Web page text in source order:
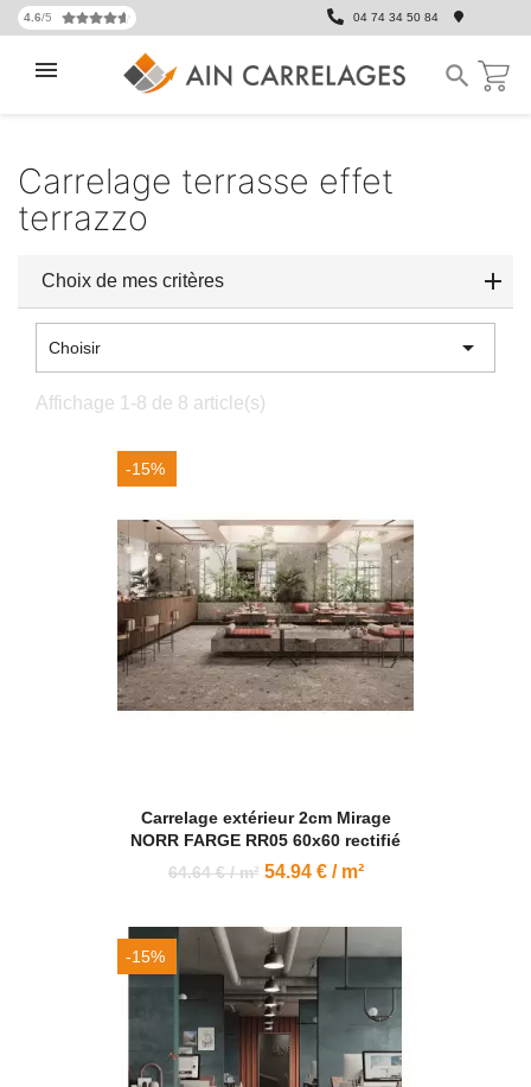
4.6/5 04 74 34 50 84

Carrelage terrasse effet
terrazzo
Choix de mes critères
Choisir 
Affichage 1-8 de 8 article(s)
Carrelage extérieur 2cm Mirage
NORR FARGE RR05 60x60 rectifié
64.64 € / m² 54.94 € / m²
-15%
-15%